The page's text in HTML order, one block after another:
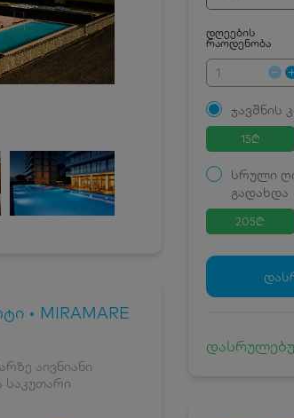
• MIRAMARE
აივნიანი
საკუთარი
დღეების
რაოდენობა
ჯავშნის
15₾
სრული
გადახდა
205₾
ჯავშნის
კვება